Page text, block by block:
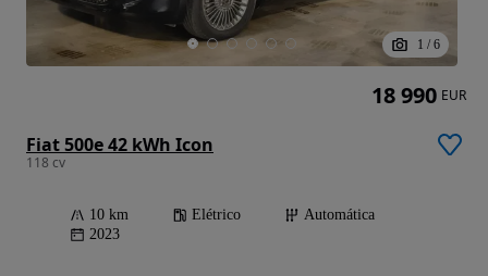
1 / 6
Fiat 500e 42 kWh Icon
118 cv
10 km Elétrico
Automática
2023
18 990 EUR